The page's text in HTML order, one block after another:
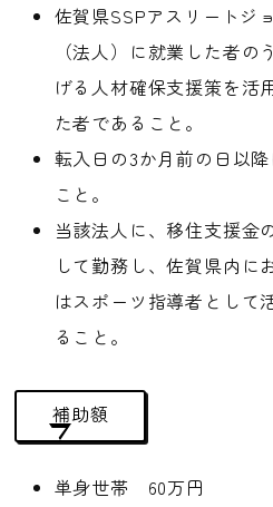
佐賀県SSPアスリートジ
（法人）に就業した者
げる人材確保支援策を活
た者であること。
転入日の3か月前の日以
こと。
当該法人に、移住支援金
して勤務し、佐賀県内に
はスポーツ指導者として
ること。
補助額
単身世帯 60万円